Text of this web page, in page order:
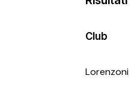
Club
Lorenzoni